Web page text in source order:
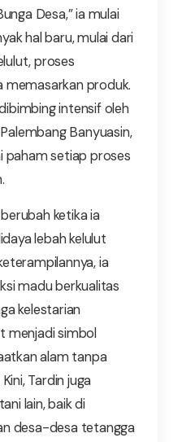
Desa,” ia mulai
hal baru, mulai dari
proses
memasarkan produk.
intensif oleh
Banyuasin,
paham setiap proses
ketika ia
lebah kelulut
ia
madu berkualitas
kelestarian
menjadi simbol
alam tanpa
Tardin juga
lain, baik di
desa-desa tetangga